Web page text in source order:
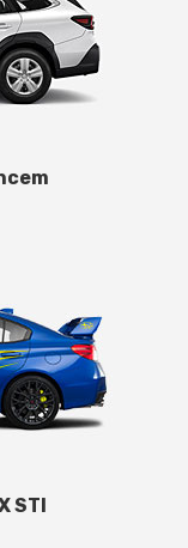
STI